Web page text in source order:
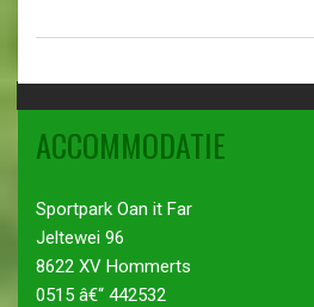
ACCOMMODATIE
Sportpark Oan it Far
Jeltewei 96
8622 XV Hommerts
0515 â€“ 442532